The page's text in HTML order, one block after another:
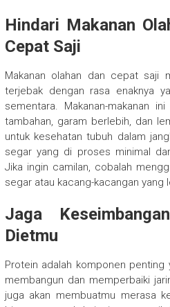
Hindari Makanan
Cepat Saji
Makanan olahan dan cepat saji
terjebak dengan rasa enaknya
sementara. Makanan-makanan
tambahan, garam berlebih, dan
untuk kesehatan tubuh dalam
segar yang di proses minimal
Jika ingin camilan, cobalah
segar atau kacang-kacangan yang
Jaga
Dietmu
Protein adalah komponen
membangun dan memperbaiki
juga akan membuatmu merasa